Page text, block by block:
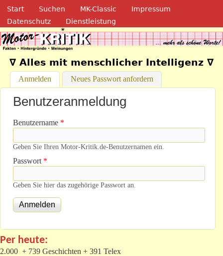
Direkt zum Inhalt
Navigation
Start Suchen MK-Classic
Impressum
Datenschutz
Dienstleistung
Motor-Kritik.de
∇ Alles mit menschlicher Intelligenz ∇
Anmelden (aktiver Reiter)
Neues Passwort anfordern
Benutzeranmeldung
Benutzername *
Geben Sie Ihren Motor-Kritik.de-Benutzernamen ein.
Passwort *
Geben Sie hier das zugehörige Passwort an.
Per heute:
2.000 + 739 Geschichten + 391 Telex